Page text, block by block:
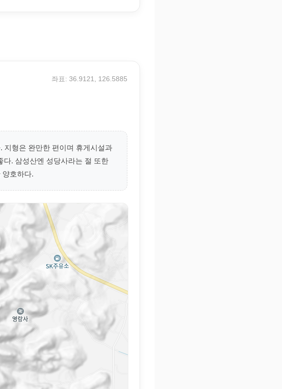
좌표: 36.9121, 126.5885
지형은 완만한 편이며 휴게시설과
다. 삼성산엔 성당사라는 절 또한
양호하다.